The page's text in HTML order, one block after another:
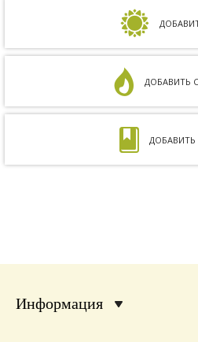
на совместимость
несовместимы.
ДОБАВИТЬ
Информация